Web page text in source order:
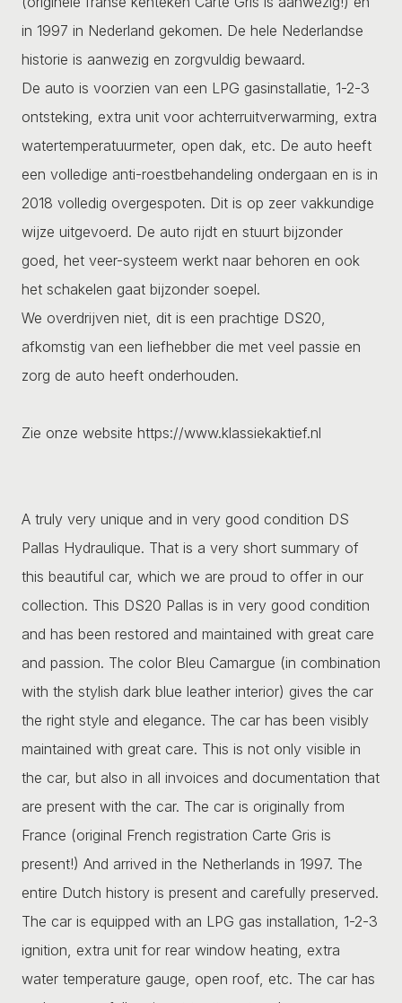
in 1997 in Nederland gekomen. De hele Nederlandse
historie is aanwezig en zorgvuldig bewaard.
De auto is voorzien van een LPG gasinstallatie, 1-2-3
ontsteking, extra unit voor achterruitverwarming, extra
watertemperatuurmeter, open dak, etc. De auto heeft
een volledige anti-roestbehandeling ondergaan en is in
2018 volledig overgespoten. Dit is op zeer vakkundige
wijze uitgevoerd. De auto rijdt en stuurt bijzonder
goed, het veer-systeem werkt naar behoren en ook
het schakelen gaat bijzonder soepel.
We overdrijven niet, dit is een prachtige DS20,
afkomstig van een liefhebber die met veel passie en
zorg de auto heeft onderhouden.
Zie onze website https://www.klassiekaktief.nl
A truly very unique and in very good condition DS
Pallas Hydraulique. That is a very short summary of
this beautiful car, which we are proud to offer in our
collection. This DS20 Pallas is in very good condition
and has been restored and maintained with great care
and passion. The color Bleu Camargue (in combination
with the stylish dark blue leather interior) gives the car
the right style and elegance. The car has been visibly
maintained with great care. This is not only visible in
the car, but also in all invoices and documentation that
are present with the car. The car is originally from
France (original French registration Carte Gris is
present!) And arrived in the Netherlands in 1997. The
entire Dutch history is present and carefully preserved.
The car is equipped with an LPG gas installation, 1-2-3
ignition, extra unit for rear window heating, extra
water temperature gauge, open roof, etc. The car has